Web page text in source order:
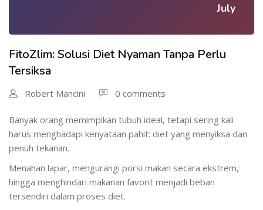
July
FitoZlim: Solusi Diet Nyaman Tanpa Perlu
Tersiksa
Robert Mancini 0 comments
Banyak orang memimpikan tubuh ideal, tetapi sering kali
harus menghadapi kenyataan pahit: diet yang menyiksa dan
penuh tekanan.
Menahan lapar, mengurangi porsi makan secara ekstrem,
hingga menghindari makanan favorit menjadi beban
tersendiri dalam proses diet.